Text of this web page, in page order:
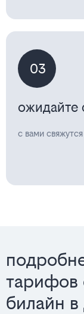
03
ожидайте
с вами
тарифов
билайн